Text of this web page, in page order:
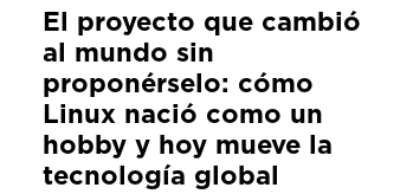
El proyecto que cambió
al mundo sin
proponérselo: cómo
Linux nació como un
hobby y hoy mueve la
tecnología global